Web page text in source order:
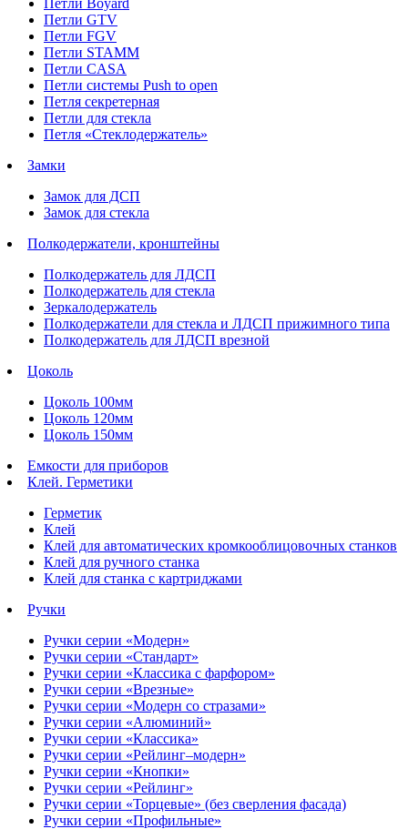
Петли Boyard
Петли GTV
Петли FGV
Петли STAMM
Петли CASA
Петли системы Push to open
Петля секретерная
Петли для стекла
Петля «Стеклодержатель»
Замки
Замок для ДСП
Замок для стекла
Полкодержатели, кронштейны
Полкодержатель для ЛДСП
Полкодержатель для стекла
Зеркалодержатель
Полкодержатели для стекла и ЛДСП прижимного типа
Полкодержатель для ЛДСП врезной
Цоколь
Цоколь 100мм
Цоколь 120мм
Цоколь 150мм
Емкости для приборов
Клей. Герметики
Герметик
Клей
Клей для автоматических кромкооблицовочных станков
Клей для ручного станка
Клей для станка с картриджами
Ручки
Ручки серии «Модерн»
Ручки серии «Стандарт»
Ручки серии «Классика с фарфором»
Ручки серии «Врезные»
Ручки серии «Модерн со стразами»
Ручки серии «Алюминий»
Ручки серии «Классика»
Ручки серии «Рейлинг–модерн»
Ручки серии «Кнопки»
Ручки серии «Рейлинг»
Ручки серии «Торцевые» (без сверления фасада)
Ручки серии «Профильные»